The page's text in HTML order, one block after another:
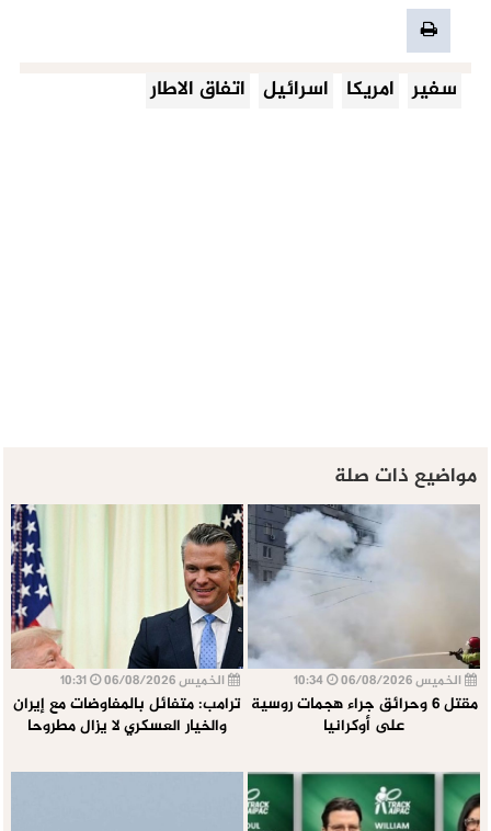
سفير امريكا اسرائيل اتفاق الاطار
مواضيع ذات صلة
الخميس 06/08/2026
مقتل 6 وحرائق جراء هجمات روسية
على أوكرانيا
الخميس 06/08/2026
ترامب: متفائل بالمفاوضات مع إيران
والخيار العسكري لا يزال مطروحا